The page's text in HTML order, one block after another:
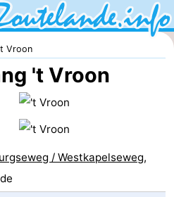
Vroon
't Vroon
/ Westkapelseweg,